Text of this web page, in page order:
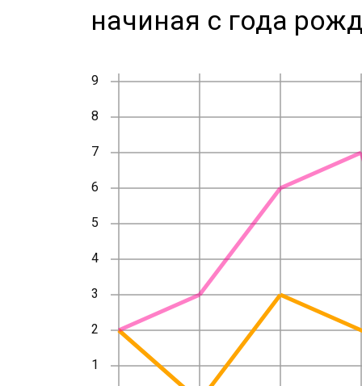
начиная с года